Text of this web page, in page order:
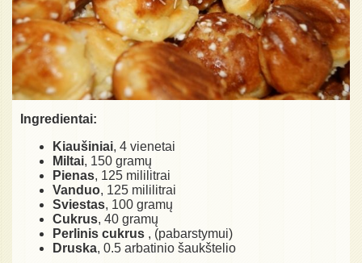
Ingredientai:
Kiaušiniai, 4 vienetai
Miltai, 150 gramų
Pienas, 125 mililitrai
Vanduo, 125 mililitrai
Sviestas, 100 gramų
Cukrus, 40 gramų
Perlinis cukrus , (pabarstymui)
Druska, 0.5 arbatinio šaukštelio